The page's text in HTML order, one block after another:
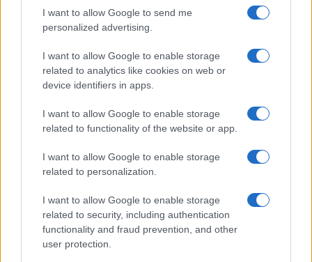
I want to allow Google to send me
personalized advertising.
I want to allow Google to enable storage
related to analytics like cookies on web or
device identifiers in apps.
I want to allow Google to enable storage
related to functionality of the website or app.
I want to allow Google to enable storage
related to personalization.
I want to allow Google to enable storage
related to security, including authentication
functionality and fraud prevention, and other
user protection.
lo si è conseguito.
La sperequazione
Qui la difformità cessa di essere accademica. Il
dischiudono l’Albo Nazionale delle Eccellenze, gli
studio, la Carta del Merito da 500 euro. Chi è
valutato con severità paga due volte: perde il
riconoscimento e finanzia, con il proprio rigore, la
munificenza altrui.Lo studente scrupoloso del
Nord, fermato a un 98 misurato col bilancino,
resta a mani vuote